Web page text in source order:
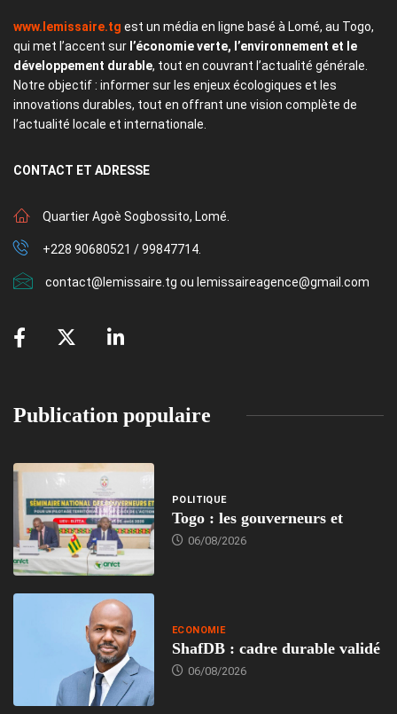
www.lemissaire.tg est un média en ligne basé à Lomé, au Togo,
qui met l’accent sur l’économie verte, l’environnement et le
développement durable, tout en couvrant l’actualité générale.
Notre objectif : informer sur les enjeux écologiques et les
innovations durables, tout en offrant une vision complète de
l’actualité locale et internationale.
CONTACT ET ADRESSE
Quartier Agoè Sogbossito, Lomé.
+228 90680521 / 99847714.
contact@lemissaire.tg ou lemissaireagence@gmail.com
Publication populaire
POLITIQUE
Togo : les gouverneurs et
06/08/2026
ECONOMIE
ShafDB : cadre durable validé
06/08/2026